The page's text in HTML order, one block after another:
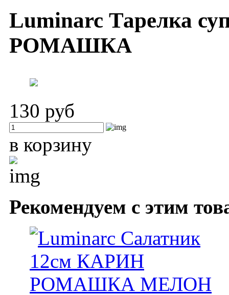
Luminarc Тарелка
РОМАШКА
130 руб
в корзину
Рекомендуем с этим